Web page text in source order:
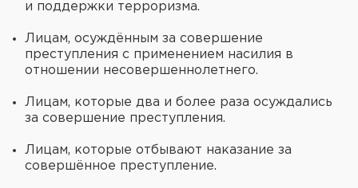
и поддержки терроризма.
Лицам, осуждённым за совершение
преступления с применением насилия в
отношении несовершеннолетнего.
Лицам, которые два и более раза осуждались
за совершение преступления.
Лицам, которые отбывают наказание за
совершённое преступление.